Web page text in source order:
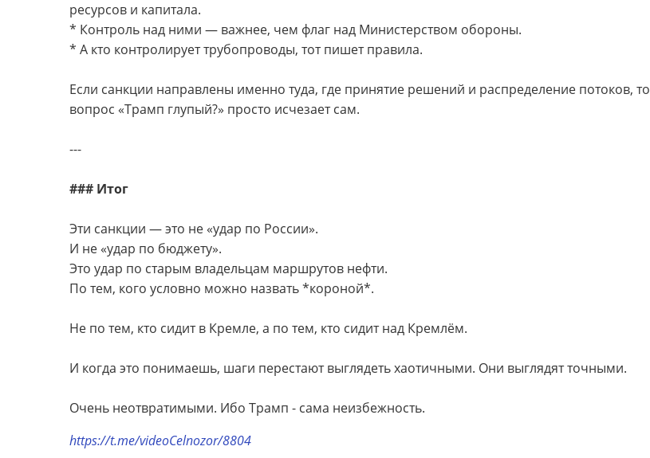
ресурсов и капитала.
* Контроль над ними — важнее, чем флаг над Министерством обороны.
* А кто контролирует трубопроводы, тот пишет правила.
Если санкции направлены именно туда, где принятие решений и распределение потоков, то
вопрос «Трамп глупый?» просто исчезает сам.
---
### Итог
Эти санкции — это не «удар по России».
И не «удар по бюджету».
Это удар по старым владельцам маршрутов нефти.
По тем, кого условно можно назвать *короной*.
Не по тем, кто сидит в Кремле, а по тем, кто сидит над Кремлём.
И когда это понимаешь, шаги перестают выглядеть хаотичными. Они выглядят точными.
Очень неотвратимыми. Ибо Трамп - сама неизбежность.
https://t.me/videoCelnozor/8804